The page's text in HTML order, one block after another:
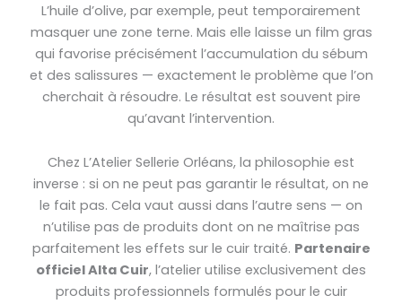
L’huile d’olive, par exemple, peut temporairement
masquer une zone terne. Mais elle laisse un film gras
qui favorise précisément l’accumulation du sébum
et des salissures — exactement le problème que l’on
cherchait à résoudre. Le résultat est souvent pire
qu’avant l’intervention.
Chez L’Atelier Sellerie Orléans, la philosophie est
inverse : si on ne peut pas garantir le résultat, on ne
le fait pas. Cela vaut aussi dans l’autre sens — on
n’utilise pas de produits dont on ne maîtrise pas
parfaitement les effets sur le cuir traité. Partenaire
officiel Alta Cuir, l’atelier utilise exclusivement des
produits professionnels formulés pour le cuir